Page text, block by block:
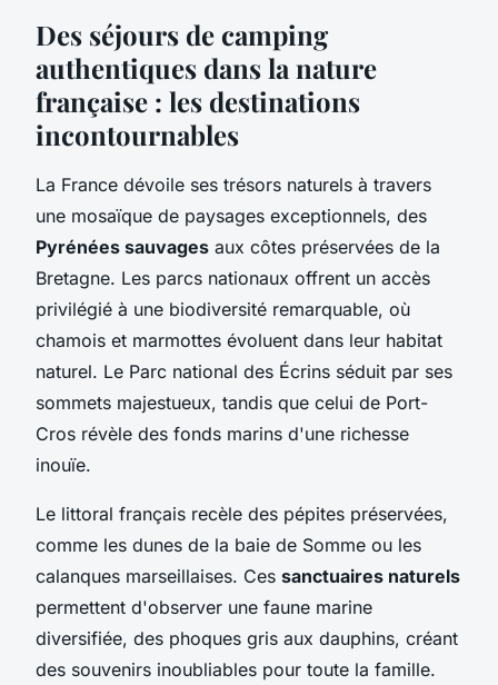
Des séjours de camping
authentiques dans la nature
française : les destinations
incontournables
La France dévoile ses trésors naturels à travers
une mosaïque de paysages exceptionnels, des
Pyrénées sauvages aux côtes préservées de la
Bretagne. Les parcs nationaux offrent un accès
privilégié à une biodiversité remarquable, où
chamois et marmottes évoluent dans leur habitat
naturel. Le Parc national des Écrins séduit par ses
sommets majestueux, tandis que celui de Port-
Cros révèle des fonds marins d'une richesse
inouïe.
Le littoral français recèle des pépites préservées,
comme les dunes de la baie de Somme ou les
calanques marseillaises. Ces sanctuaires naturels
permettent d'observer une faune marine
diversifiée, des phoques gris aux dauphins, créant
des souvenirs inoubliables pour toute la famille.